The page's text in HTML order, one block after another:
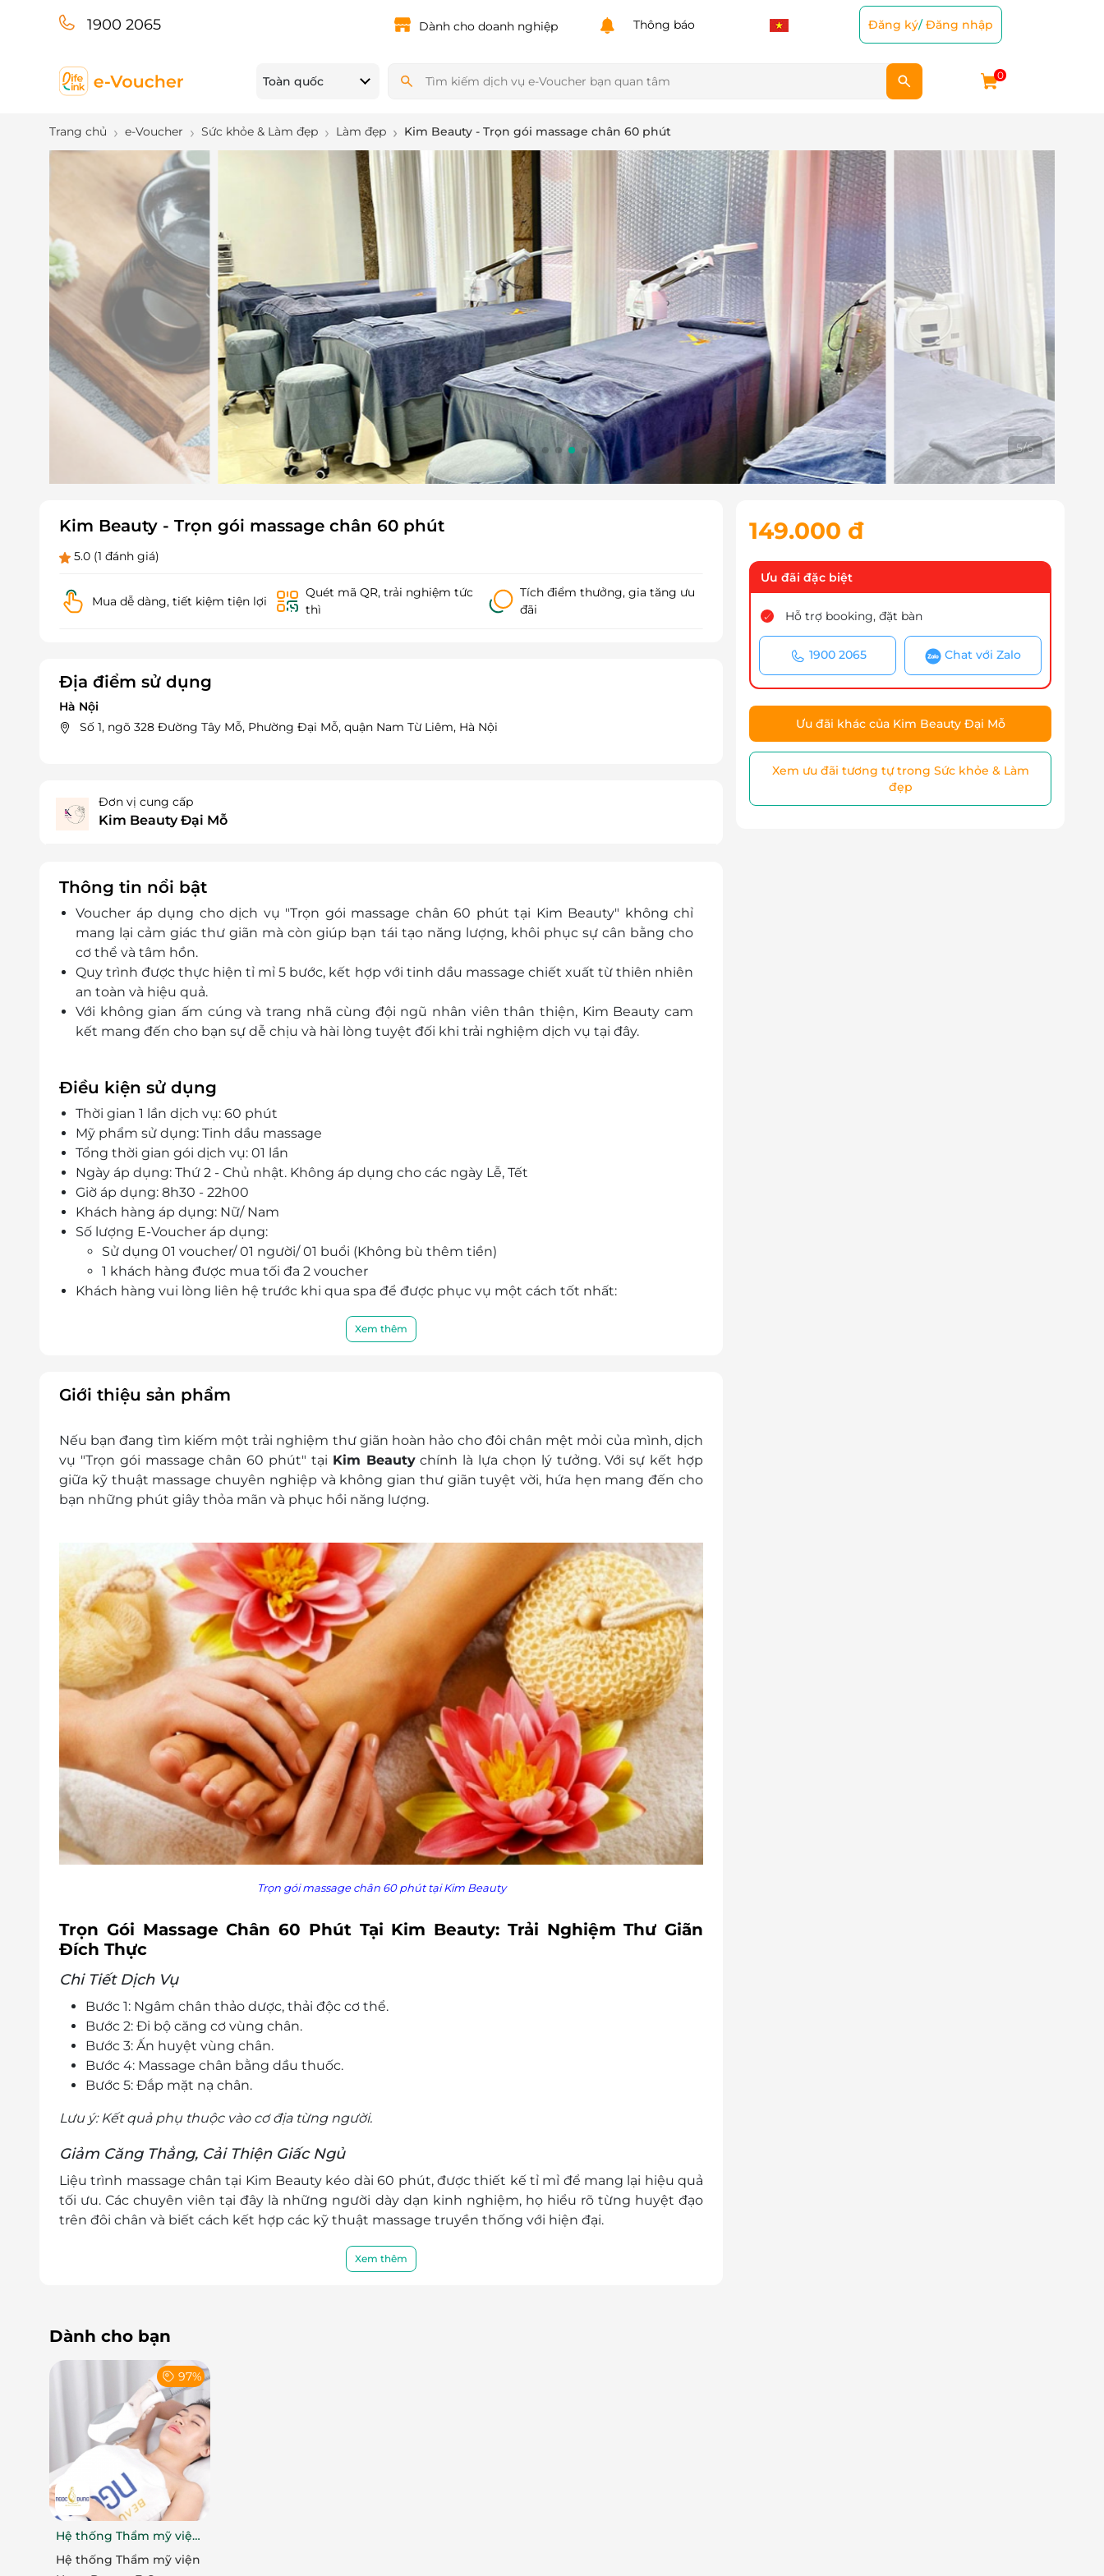
1900 2065 Dành cho doanh nghiệp Thông báo Đăng ký/Đăng nhập
Toàn quốc 0
Trang chủ e-Voucher Sức khỏe & Làm đẹp Làm đẹp Kim Beauty - Trọn gói massage chân 60 phút
6/6
Kim Beauty - Trọn gói massage chân 60 phút
5.0 (1 đánh giá)
Mua dễ dàng, tiết kiệm tiện lợi
Quét mã QR, trải nghiệm tức
thì
Tích điểm thưởng, gia tăng ưu
đãi
Địa điểm sử dụng
Hà Nội
Số 1, ngõ 328 Đường Tây Mỗ, Phường Đại Mỗ, quận Nam Từ Liêm, Hà Nội
Đơn vị cung cấp
Kim Beauty Đại Mỗ
Thông tin nổi bật
Voucher áp dụng cho dịch vụ "Trọn gói massage chân 60 phút tại Kim Beauty" không chỉ
mang lại cảm giác thư giãn mà còn giúp bạn tái tạo năng lượng, khôi phục sự cân bằng cho
cơ thể và tâm hồn.
Quy trình được thực hiện tỉ mỉ 5 bước, kết hợp với tinh dầu massage chiết xuất từ thiên nhiên
an toàn và hiệu quả.
Với không gian ấm cúng và trang nhã cùng đội ngũ nhân viên thân thiện, Kim Beauty cam
kết mang đến cho bạn sự dễ chịu và hài lòng tuyệt đối khi trải nghiệm dịch vụ tại đây.
Điều kiện sử dụng
Thời gian 1 lần dịch vụ: 60 phút
Mỹ phẩm sử dụng: Tinh dầu massage
Tổng thời gian gói dịch vụ: 01 lần
Ngày áp dụng: Thứ 2 - Chủ nhật. Không áp dụng cho các ngày Lễ, Tết
Giờ áp dụng: 8h30 - 22h00
Khách hàng áp dụng: Nữ/ Nam
Số lượng E-Voucher áp dụng:
Sử dụng 01 voucher/ 01 người/ 01 buổi (Không bù thêm tiền)
1 khách hàng được mua tối đa 2 voucher
Khách hàng vui lòng liên hệ trước khi qua spa để được phục vụ một cách tốt nhất:
Giá chưa bao gồm VAT. Khách hàng muốn lấy hóa đơn vui lòng liên hệ NCC.
Xem thêm
Giới thiệu sản phẩm
Nếu bạn đang tìm kiếm một trải nghiệm thư giãn hoàn hảo cho đôi chân mệt mỏi của mình, dịch
vụ "Trọn gói massage chân 60 phút" tại Kim Beautychính là lựa chọn lý tưởng. Với sự kết hợp
giữa kỹ thuật massage chuyên nghiệp và không gian thư giãn tuyệt vời, hứa hẹn mang đến cho
bạn những phút giây thỏa mãn và phục hồi năng lượng.
Trọn gói massage chân 60 phút tại Kim Beauty
Trọn Gói Massage Chân 60 Phút Tại Kim Beauty: Trải Nghiệm Thư Giãn
Đích Thực
Chi Tiết Dịch Vụ
Bước 1: Ngâm chân thảo dược, thải độc cơ thể.
Bước 2: Đi bộ căng cơ vùng chân.
Bước 3: Ấn huyệt vùng chân.
Bước 4: Massage chân bằng dầu thuốc.
Bước 5: Đắp mặt nạ chân.
Lưu ý: Kết quả phụ thuộc vào cơ địa từng người.
Giảm Căng Thẳng, Cải Thiện Giấc Ngủ
Liệu trình massage chân tại Kim Beauty kéo dài 60 phút, được thiết kế tỉ mỉ để mang lại hiệu quả
tối ưu. Các chuyên viên tại đây là những người dày dạn kinh nghiệm, họ hiểu rõ từng huyệt đạo
trên đôi chân và biết cách kết hợp các kỹ thuật massage truyền thống với hiện đại.
Xem thêm
149.000 đ
Ưu đãi đặc biệt
Hỗ trợ booking, đặt bàn
1900 2065 Chat với Zalo
Ưu đãi khác của Kim Beauty Đại Mỗ
Xem ưu đãi tương tự trong Sức khỏe & Làm
đẹp
Dành cho bạn
97%
Hệ thống Thẩm mỹ viện
Ngọc Dung
Hệ thống Thẩm mỹ viện